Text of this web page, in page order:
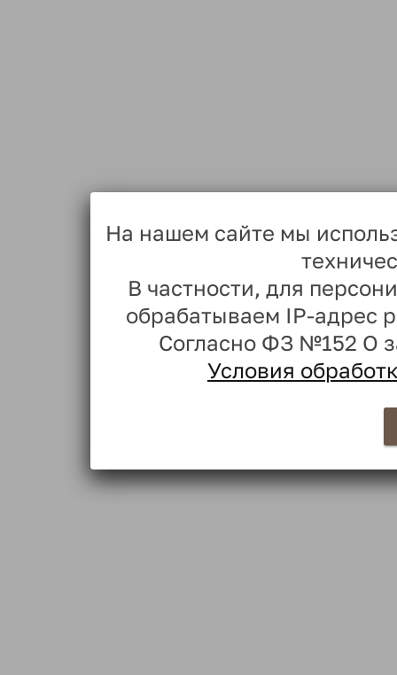
На нашем сайте мы
В частности, для
обрабатываем IP-адрес
Согласно ФЗ №152 О
Условия